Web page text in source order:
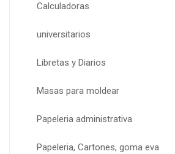
Calculadoras
universitarios
Libretas y Diarios
Masas para moldear
Papeleria administrativa
Papeleria, Cartones, goma eva